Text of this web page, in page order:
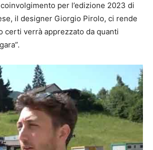
per l’edizione 2023 di
il designer Giorgio Pirolo, ci rende
certi verrà apprezzato da quanti